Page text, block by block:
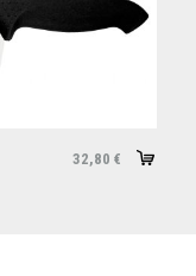
32,80 €